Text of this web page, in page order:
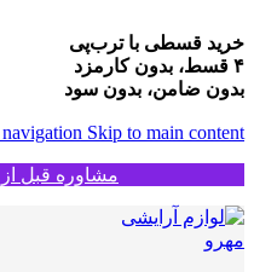
خرید قسطی با ترب‌پی
۴ قسط، بدون کارمزد
بدون ضامن، بدون سود
Skip to main content
مشاوره قبل از خرید